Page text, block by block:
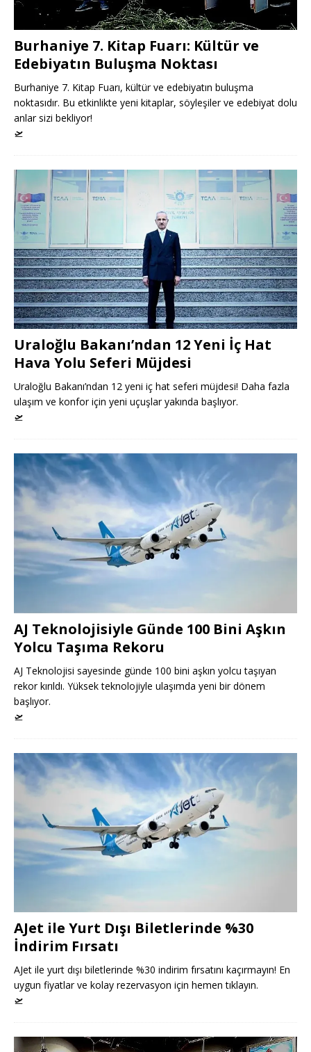
Burhaniye 7. Kitap Fuarı: Kültür ve
Edebiyatın Buluşma Noktası
Burhaniye 7. Kitap Fuarı, kültür ve edebiyatın buluşma
noktasıdır. Bu etkinlikte yeni kitaplar, söyleşiler ve edebiyat dolu
anlar sizi bekliyor!
🛫
Uraloğlu Bakanı’ndan 12 Yeni İç Hat
Hava Yolu Seferi Müjdesi
Uraloğlu Bakanı’ndan 12 yeni iç hat seferi müjdesi! Daha fazla
ulaşım ve konfor için yeni uçuşlar yakında başlıyor.
🛫
AJ Teknolojisiyle Günde 100 Bini Aşkın
Yolcu Taşıma Rekoru
AJ Teknolojisi sayesinde günde 100 bini aşkın yolcu taşıyan
rekor kırıldı. Yüksek teknolojiyle ulaşımda yeni bir dönem
başlıyor.
🛫
AJet ile Yurt Dışı Biletlerinde %30
İndirim Fırsatı
AJet ile yurt dışı biletlerinde %30 indirim fırsatını kaçırmayın! En
uygun fiyatlar ve kolay rezervasyon için hemen tıklayın.
🛫